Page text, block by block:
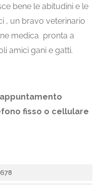
bene le abitudini e le
, un bravo veterinario
medica pronta a
amici gani e gatti.
fisso o cellulare